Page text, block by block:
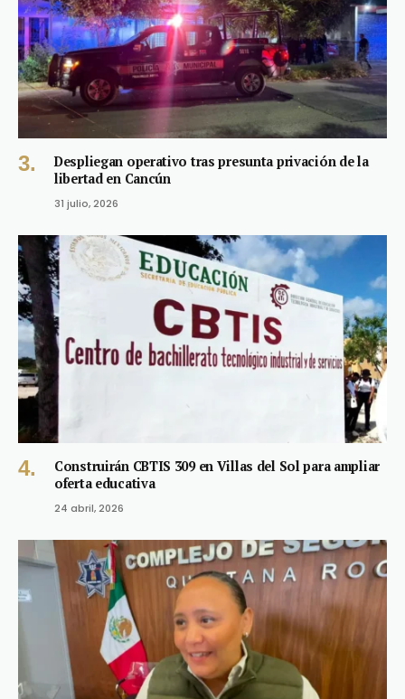
Despliegan operativo tras presunta privación de la
libertad en Cancún
31 julio, 2026
Construirán CBTIS 309 en Villas del Sol para ampliar
oferta educativa
24 abril, 2026